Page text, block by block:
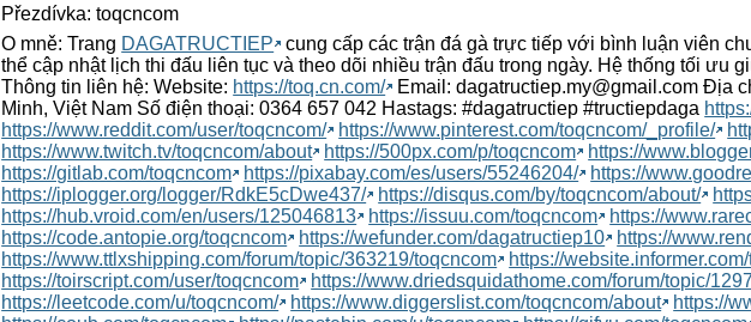
Přezdívka: toqcncom
O mně: Trang DAGATRUCTIEP
cung cấp các trận đá gà trực tiếp với bình luận viên
thể cập nhật lịch thi đấu liên tục và theo dõi nhiều trận đấu trong ngày. Hệ thống tối ưu
Thông tin liên hệ: Website: https://toq.cn.com/
Email: dagatructiep.my@gmail.com Địa
Minh, Việt Nam Số điện thoại: 0364 657 042 Hastags: #dagatructiep #tructiepdaga
https://www.reddit.com/user/toqcncom/
https://www.pinterest.com/toqcncom/_profile/
https://www.twitch.tv/toqcncom/about
https://500px.com/p/toqcncom
https://
https://gitlab.com/toqcncom
https://pixabay.com/es/users/55246204/
https://
https://iplogger.org/logger/RdkE5cDwe437/
https://disqus.com/by/toqcncom/about/
https://hub.vroid.com/en/users/125046813
https://issuu.com/toqcncom
https://
https://code.antopie.org/toqcncom
https://wefunder.com/dagatructiep10
https://
https://www.ttlxshipping.com/forum/topic/363219/toqcncom
https://
https://toirscript.com/user/toqcncom
https://www.driedsquidathome.com/forum/topic/
https://leetcode.com/u/toqcncom/
https://www.diggerslist.com/toqcncom/about
https://